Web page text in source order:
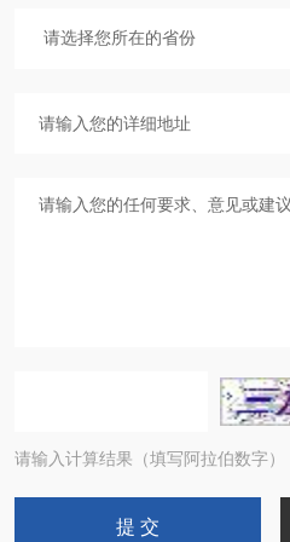
请输入计算结果（填写阿拉伯数字